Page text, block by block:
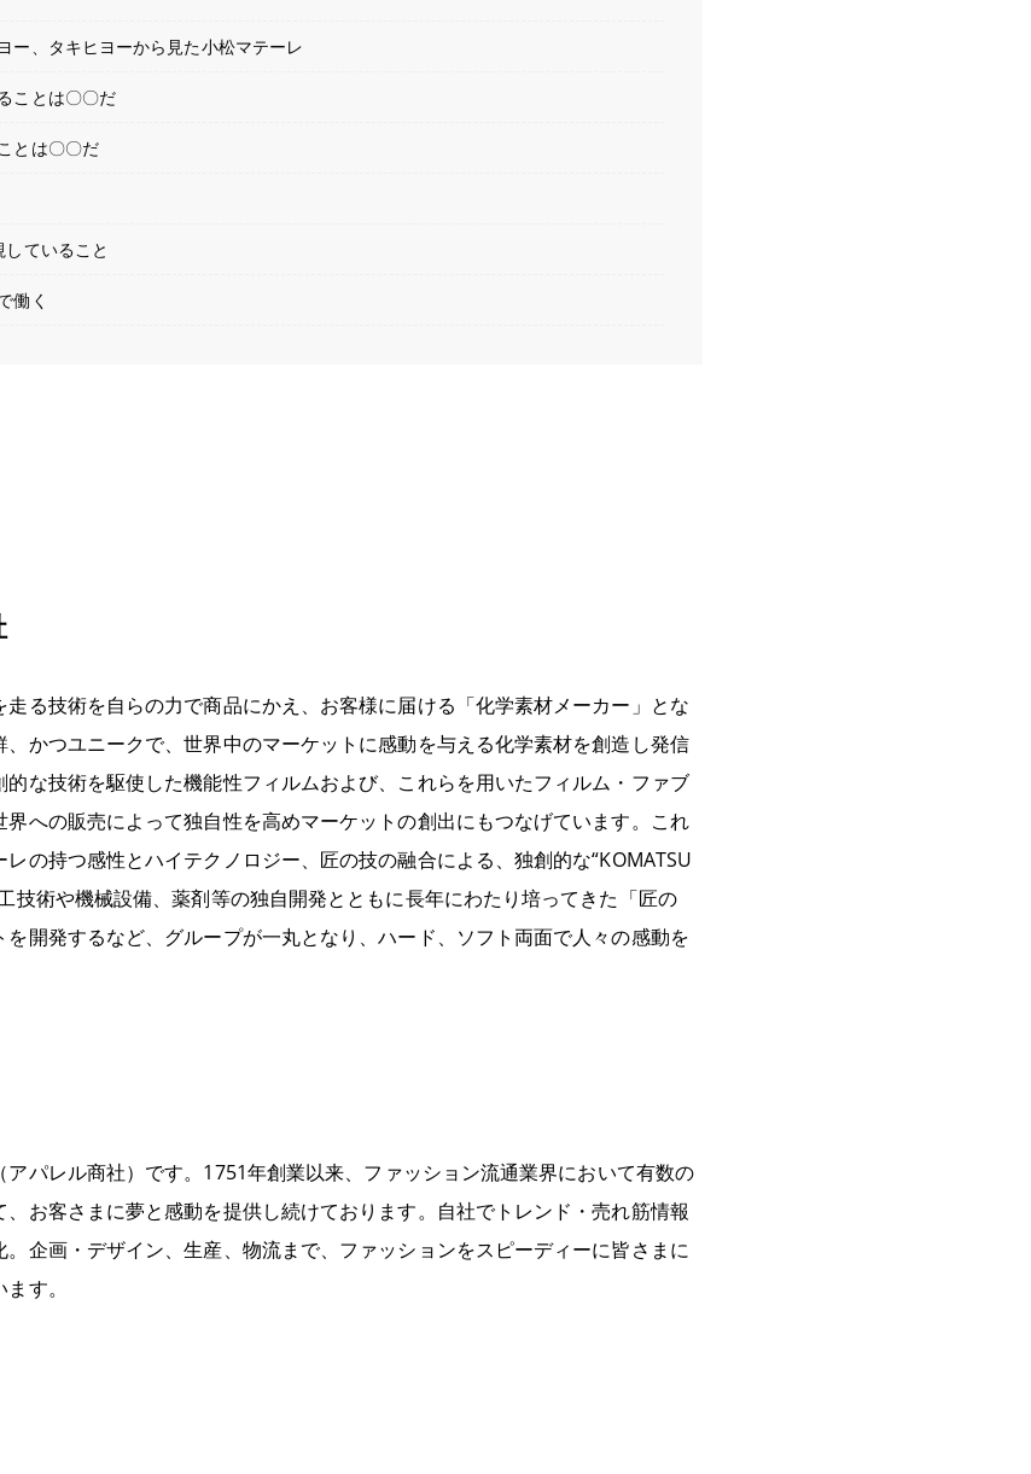
ー、タキヒヨーから見た小松マテーレ
ことは〇〇だ
とは〇〇だ
ていること
働く
る技術を自らの力で商品にかえ、お客様に届ける「化学素材メーカー」とな
かつユニークで、世界中のマーケットに感動を与える化学素材を創造し発信
的な技術を駆使した機能性フィルムおよび、これらを用いたフィルム・ファブ
界への販売によって独自性を高めマーケットの創出にもつなげています。これ
の持つ感性とハイテクノロジー、匠の技の融合による、独創的な“KOMATSU
技術や機械設備、薬剤等の独自開発とともに長年にわたり培ってきた「匠の
開発するなど、グループが一丸となり、ハード、ソフト両面で人々の感動を
パレル商社）です。1751年創業以来、ファッション流通業界において有数の
、お客さまに夢と感動を提供し続けております。自社でトレンド・売れ筋情報
企画・デザイン、生産、物流まで、ファッションをスピーディーに皆さまに
す。